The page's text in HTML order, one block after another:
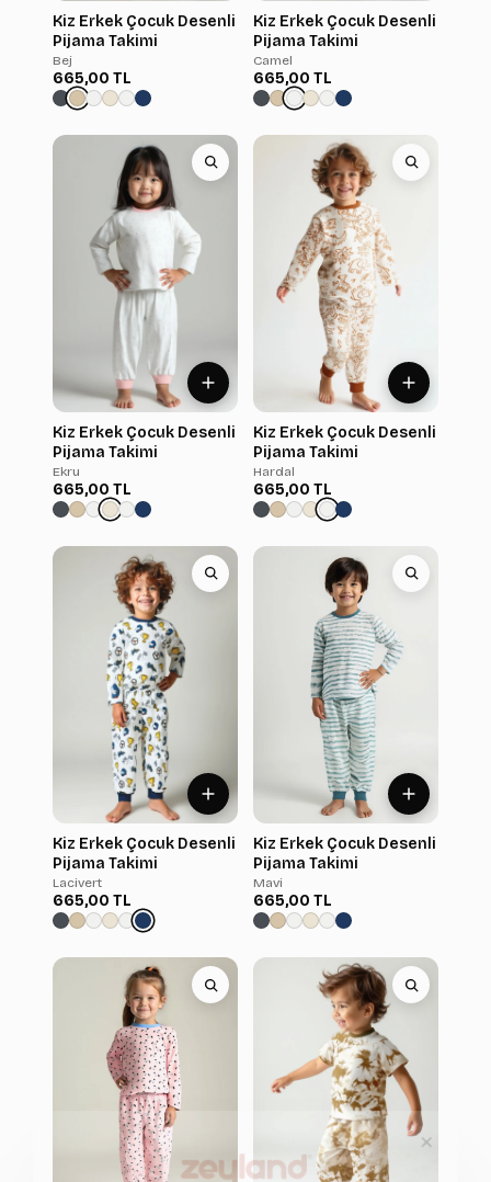
Kiz Erkek Çocuk Desenli
Pijama Takimi
Bej
665,00 TL
Kiz Erkek Çocuk Desenli
Pijama Takimi
Camel
665,00 TL
Kiz Erkek Çocuk Desenli
Pijama Takimi
Ekru
665,00 TL
Kiz Erkek Çocuk Desenli
Pijama Takimi
Hardal
665,00 TL
Kiz Erkek Çocuk Desenli
Pijama Takimi
Lacivert
665,00 TL
Kiz Erkek Çocuk Desenli
Pijama Takimi
Mavi
665,00 TL